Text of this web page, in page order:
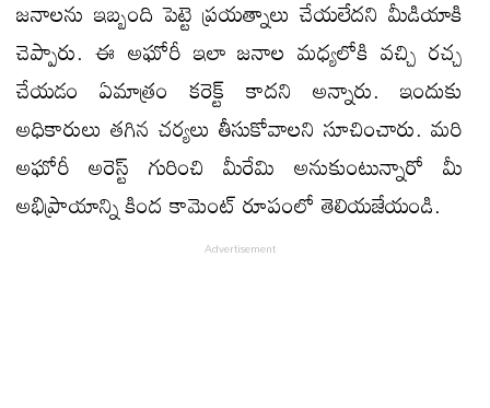
జనాలను ఇబ్బంది పెట్టె ప్రయత్నాలు చేయలేదని మీడియాకి
చెప్పారు. ఈ అఘోరీ ఇలా జనాల మధ్యలోకి వచ్చి రచ్చ
చేయడం ఏమాత్రం కరెక్ట్ కాదని అన్నారు. ఇందుకు
అధికారులు తగిన చర్యలు తీసుకోవాలని సూచించారు. మరి
అఘోరీ అరెస్ట్ గురించి మీరేమి అనుకుంటున్నారో మీ
అభిప్రాయాన్ని కింద కామెంట్ రూపంలో తెలియజేయండి.